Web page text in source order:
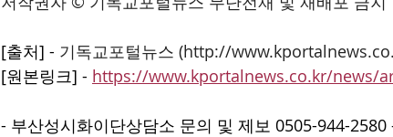
[출처] - 기독교포털뉴스 (http://
[원본링크] - https://www.kportalnews.co.kr/news/
- 부산성시화이단상담소 문의 및 제보 0505-944-2580